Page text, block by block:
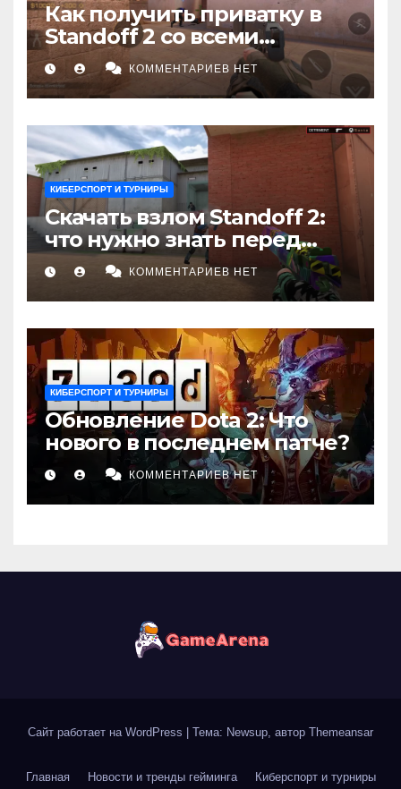
Как получить приватку в
Standoff 2 со всеми
скинами и ножами: Полное
руководствоКОММЕНТАРИЕВ НЕТ
КИБЕРСПОРТ И ТУРНИРЫ
Скачать взлом Standoff 2:
что нужно знать перед
установкойКОММЕНТАРИЕВ НЕТ
КИБЕРСПОРТ И ТУРНИРЫ
Обновление Dota 2: Что
нового в последнем патче?
КОММЕНТАРИЕВ НЕТ
Сайт работает на WordPress Тема: Newsup, автор Themeansar
Главная Новости и тренды гейминга Киберспорт и турниры